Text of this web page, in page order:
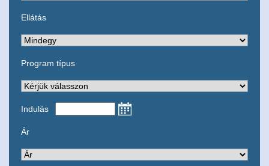
Ellátás
Program típus
Indulás
Ár